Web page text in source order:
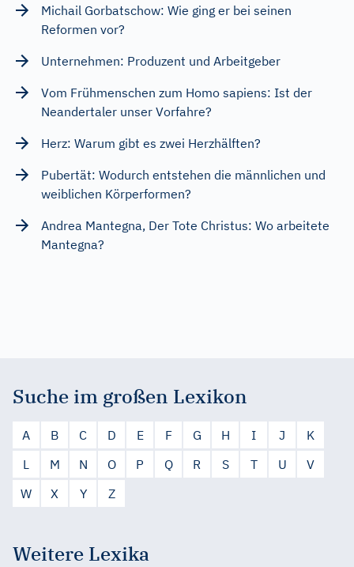
Michail Gorbatschow: Wie ging er bei seinen
Reformen vor?
Unternehmen: Produzent und Arbeitgeber
Vom Frühmenschen zum Homo sapiens: Ist der
Neandertaler unser Vorfahre?
Herz: Warum gibt es zwei Herzhälften?
Pubertät: Wodurch entstehen die männlichen und
weiblichen Körperformen?
Andrea Mantegna, Der Tote Christus: Wo arbeitete
Mantegna?
Suche im großen Lexikon
A B C D E F G H I J
K
L
M N O P Q R S T U
V
W
X Y Z
Weitere Lexika